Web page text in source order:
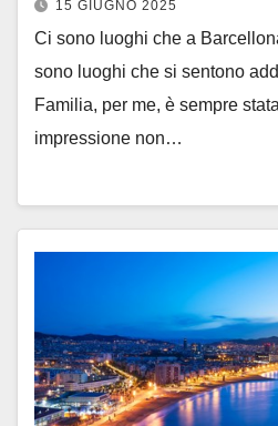
15 GIUGNO 2025
Ci sono luoghi che a
sono luoghi che si sentono
Familia, per me, è sempre
impressione non…